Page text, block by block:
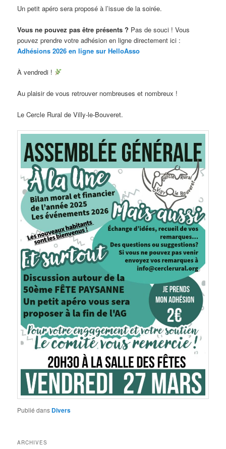
Un petit apéro sera proposé à l’issue de la soirée.
Vous ne pouvez pas être présents ? Pas de souci ! Vous
pouvez prendre votre adhésion en ligne directement ici :
Adhésions 2026 en ligne sur HelloAsso
À vendredi !
Au plaisir de vous retrouver nombreuses et nombreux !
Le Cercle Rural de Villy-le-Bouveret.
Publié dans Divers
ARCHIVES